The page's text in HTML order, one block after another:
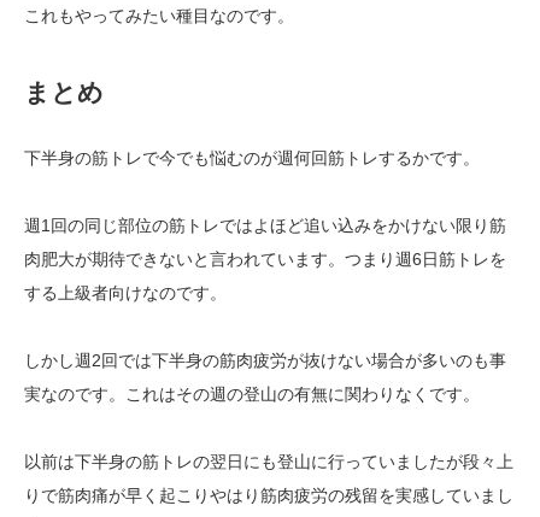
これもやってみたい種目なのです。
まとめ
下半身の筋トレで今でも悩むのが週何回筋トレするかです。
週1回の同じ部位の筋トレではよほど追い込みをかけない限り筋
肉肥大が期待できないと言われています。つまり週6日筋トレを
する上級者向けなのです。
しかし週2回では下半身の筋肉疲労が抜けない場合が多いのも事
実なのです。これはその週の登山の有無に関わりなくです。
以前は下半身の筋トレの翌日にも登山に行っていましたが段々上
りで筋肉痛が早く起こりやはり筋肉疲労の残留を実感していまし